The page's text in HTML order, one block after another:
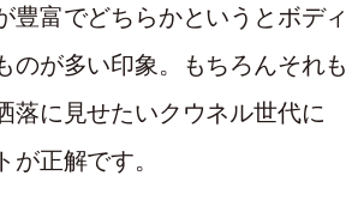
豊富でどちらかというとボディ
のが多い印象。もちろんそれも
落に見せたいクウネル世代に
正解です。